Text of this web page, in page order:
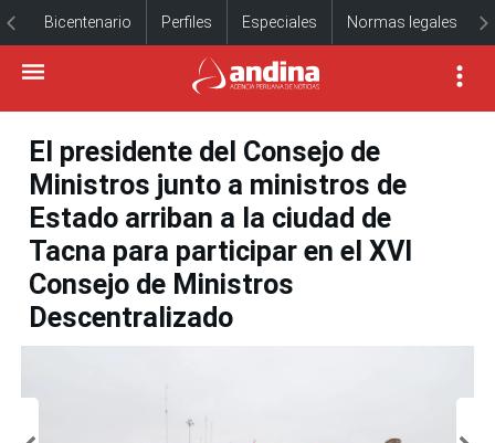
Bicentenario Perfiles Especiales Normas legales
El presidente del Consejo de
Ministros junto a ministros de
Estado arriban a la ciudad de
Tacna para participar en el XVI
Consejo de Ministros
Descentralizado